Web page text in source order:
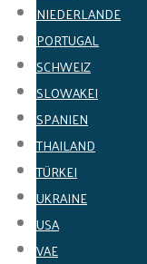
NIEDERLANDE
PORTUGAL
SCHWEIZ
SLOWAKEI
SPANIEN
THAILAND
TÜRKEI
UKRAINE
USA
VAE